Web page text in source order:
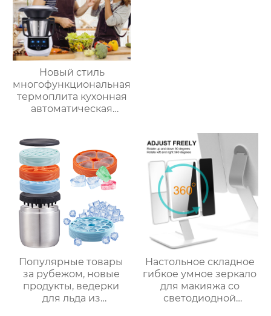
Новый стиль
многофункциональная
термоплита кухонная
автоматическая
3.5л robot cucina tm 6
новый термомиксер t6
Популярные товары
за рубежом, новые
продукты, ведерки
для льда из
Настольное складное
гибкое умное зеркало
для макияжа со
светодиодной